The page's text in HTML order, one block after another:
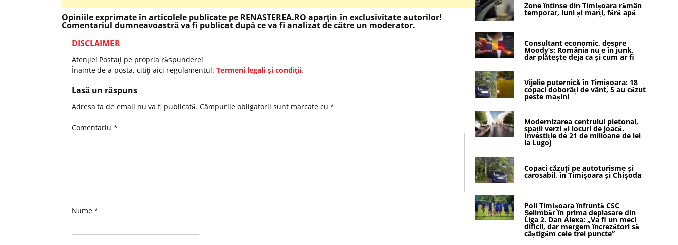
Opiniile exprimate în articolele publicate pe RENASTEREA.RO aparţin în exclusivitate autorilor!
Comentariul dumneavoastră va fi publicat după ce va fi analizat de către un moderator.
DISCLAIMER
Atenţie! Postaţi pe propria răspundere!
Înainte de a posta, citiţi aici regulamentul: Termeni legali şi condiţii.
Lasă un răspuns
Adresa ta de email nu va fi publicată. Câmpurile obligatorii sunt marcate cu *
Comentariu *
Nume *
Zone întinse din Timișoara rămân
temporar, luni și marți, fără apă
Consultant economic, despre
Moody’s: România nu e în junk,
dar plătește deja ca și cum ar fi
Vijelie puternică în Timișoara: 18
copaci doborâți de vânt, 5 au căzut
peste mașini
Modernizarea centrului pietonal,
spații verzi și locuri de joacă.
Investiție de 21 de milioane de lei
la Lugoj
Copaci căzuți pe autoturisme și
carosabil, în Timișoara și Chișoda
Poli Timișoara înfruntă CSC
Șelimbăr în prima deplasare din
Liga 2. Dan Alexa: „Va fi un meci
dificil, dar mergem încrezători să
câștigăm cele trei puncte”